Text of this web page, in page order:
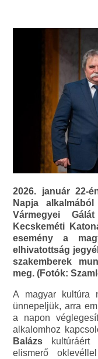
2026. január 22-
Napja
Vármegyei
Kecskeméti
esemény a
elhivatottság
szakemberek
meg. (Fotók:
A magyar kultúra
ünnepeljük, arra
a napon
alkalomhoz
Balázs kultúráért
elismerő